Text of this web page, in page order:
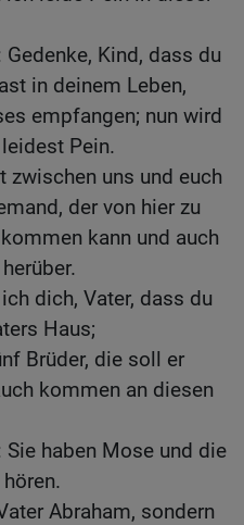
Kind, dass du
in deinem Leben,
empfangen; nun wird
Pein.
zwischen uns und euch
der von hier zu
kann und auch
dich, Vater, dass du
Haus;
Brüder, die soll er
kommen an diesen
haben Mose und die
Abraham, sondern